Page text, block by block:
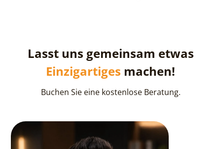
Lasst uns gemeinsam etwas
Einzigartiges machen!
Buchen Sie eine kostenlose Beratung.